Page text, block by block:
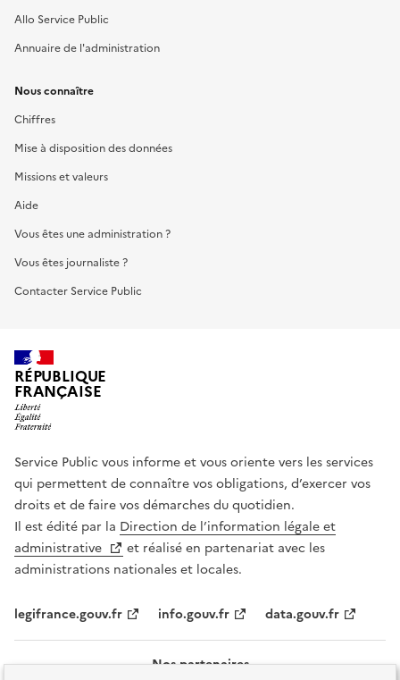
Allo Service Public
Annuaire de l'administration
Nous connaître
Chiffres
Mise à disposition des données
Missions et valeurs
Aide
Vous êtes une administration ?
Vous êtes journaliste ?
Contacter Service Public
RÉPUBLIQUE
FRANÇAISE
Service Public vous informe et vous oriente vers les services
qui permettent de connaître vos obligations, d’exercer vos
droits et de faire vos démarches du quotidien.
Il est édité par la Direction de l’information légale et
administrative
et réalisé en partenariat avec les
administrations nationales et locales.
legifrance.gouv.fr info.gouv.fr data.gouv.fr
Nos partenaires